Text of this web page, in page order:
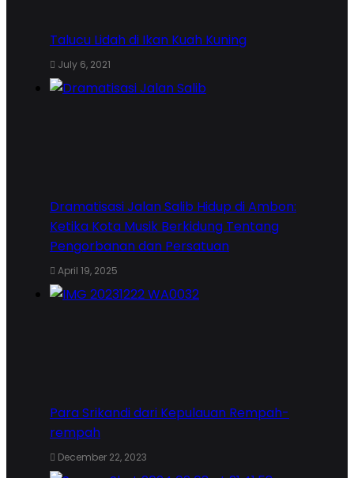
Talucu Lidah di Ikan Kuah Kuning
July 6, 2021
Dramatisasi Jalan Salib Hidup di Ambon:
Ketika Kota Musik Berkidung Tentang
Pengorbanan dan Persatuan
April 19, 2025
Para Srikandi dari Kepulauan Rempah-
rempah
December 22, 2023